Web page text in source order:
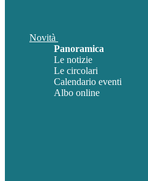
Novità
Panoramica
Le notizie
Le circolari
Calendario eventi
Albo online